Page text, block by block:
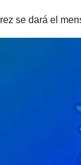
se dará el